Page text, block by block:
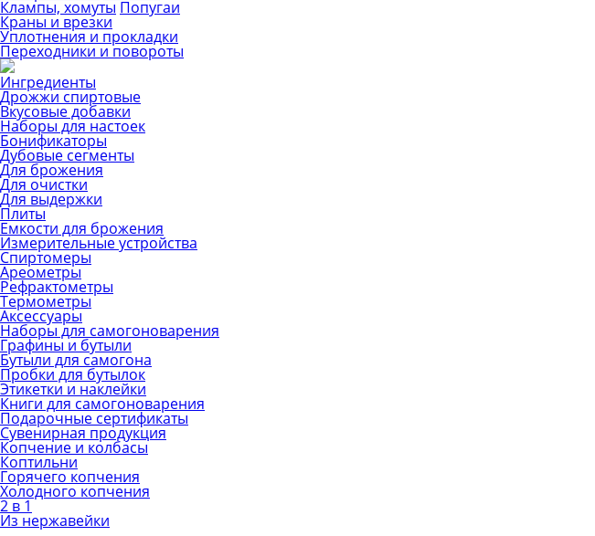
Клампы, хомуты Попугаи
Краны и врезки
Уплотнения и прокладки
Переходники и повороты
Ингредиенты
Дрожжи спиртовые
Вкусовые добавки
Наборы для настоек
Бонификаторы
Дубовые сегменты
Для брожения
Для очистки
Для выдержки
Плиты
Емкости для брожения
Измерительные устройства
Спиртомеры
Ареометры
Рефрактометры
Термометры
Аксессуары
Наборы для самогоноварения
Графины и бутыли
Бутыли для самогона
Пробки для бутылок
Этикетки и наклейки
Книги для самогоноварения
Подарочные сертификаты
Сувенирная продукция
Копчение и колбасы
Коптильни
Горячего копчения
Холодного копчения
2 в 1
Из нержавейки